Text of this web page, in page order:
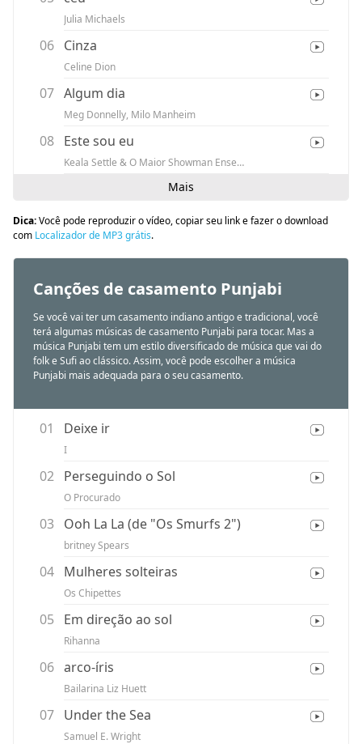
Julia Michaels
06 Cinza
Celine Dion
07 Algum dia
Meg Donnelly, Milo Manheim
08 Este sou eu
Keala Settle & O Maior Showman Ensemble
Mais
Dica:Você pode reproduzir o vídeo, copiar seu link e fazer o download
com Localizador de MP3 grátis.
Canções de casamento Punjabi
Se você vai ter um casamento indiano antigo e tradicional, você
terá algumas músicas de casamento Punjabi para tocar. Mas a
música Punjabi tem um estilo diversificado de música que vai do
folk e Sufi ao clássico. Assim, você pode escolher a música
Punjabi mais adequada para o seu casamento.
01 Deixe ir
I
02 Perseguindo o Sol
O Procurado
03 Ooh La La (de "Os Smurfs 2")
britney Spears
04 Mulheres solteiras
Os Chipettes
05 Em direção ao sol
Rihanna
06 arco-íris
Bailarina Liz Huett
07 Under the Sea
Samuel E. Wright